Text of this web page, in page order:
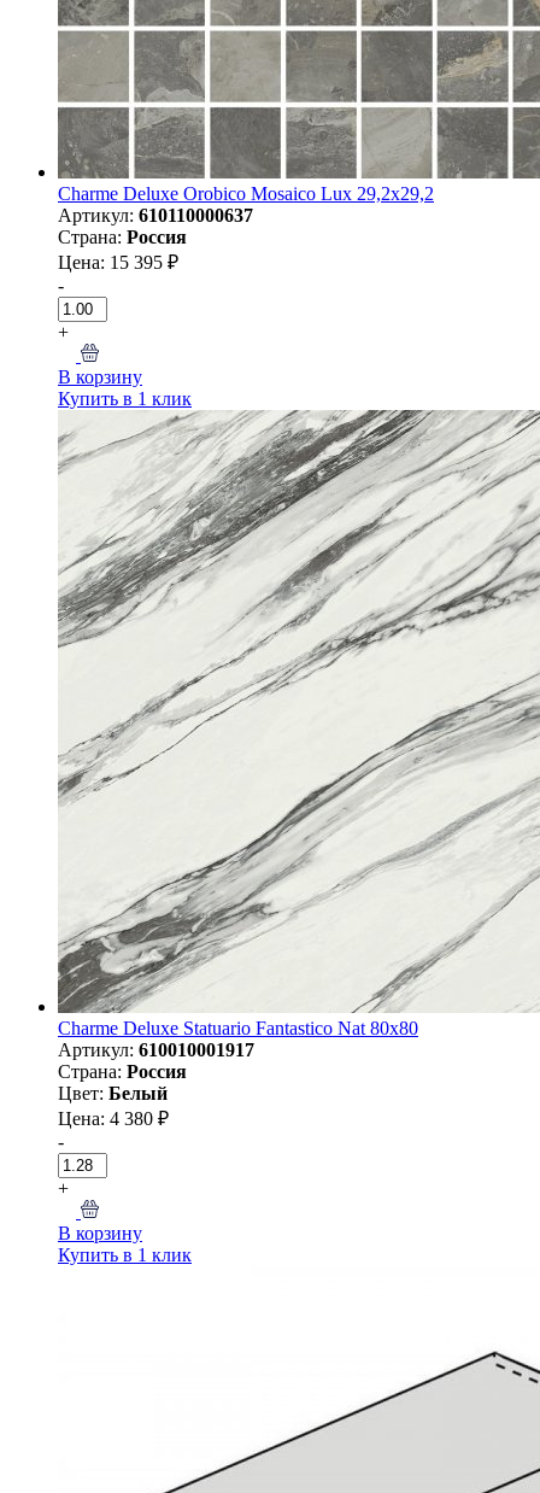
Charme Deluxe Orobico Mosaico Lux 29,2x29,2
Артикул: 610110000637
Страна: Россия
Цена: 15 395 ₽
-
+
В корзину
Купить в 1 клик
Charme Deluxe Statuario Fantastico Nat 80х80
Артикул: 610010001917
Страна: Россия
Цвет: Белый
Цена: 4 380 ₽
-
+
В корзину
Купить в 1 клик